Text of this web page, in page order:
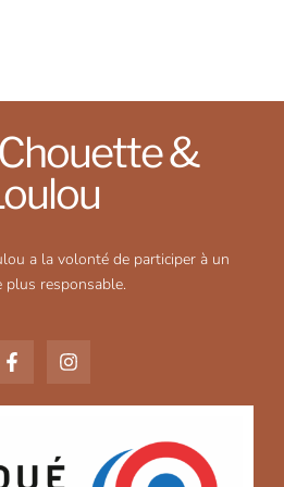
&
a la volonté de participer à un
plus responsable.